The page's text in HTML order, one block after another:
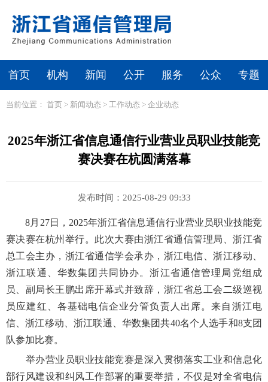
首页 机构 新闻 公开 服务 公众 专题
当前位置： 首页 > 新闻动态 > 工作动态 > 企业动态
2025年浙江省信息通信行业营业员职业技能竞
赛决赛在杭圆满落幕
发布时间：2025-08-29 09:33
8月27日，2025年浙江省信息通信行业营业员职业技能竞
赛决赛在杭州举行。此次大赛由浙江省通信管理局、浙江省
总工会主办，浙江省通信学会承办，浙江电信、浙江移动、
浙江联通、华数集团共同协办。浙江省通信管理局党组成
员、副局长王鹏出席开幕式并致辞，浙江省总工会二级巡视
员应建红、各基础电信企业分管负责人出席。来自浙江电
信、浙江移动、浙江联通、华数集团共40名个人选手和8支团
队参加比赛。
举办营业员职业技能竞赛是深入贯彻落实工业和信息化
部行风建设和纠风工作部署的重要举措，不仅是对全省电信